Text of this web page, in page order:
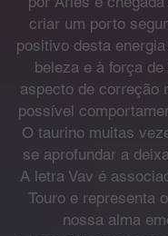
criar um porto
positivo desta
beleza e à força de
aspecto de correção
possível
O taurino muitas
se aprofundar a
A letra Vav é
Touro e representa
nossa alma